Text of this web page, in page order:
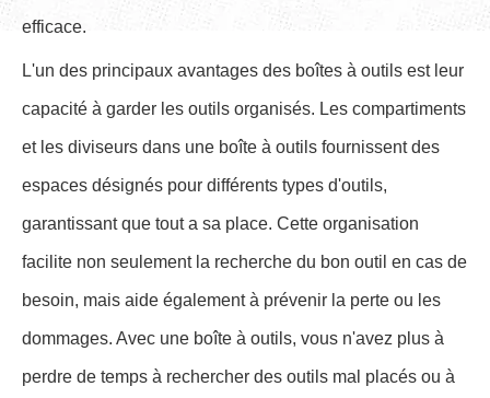
efficace.
L'un des principaux avantages des boîtes à outils est leur
capacité à garder les outils organisés. Les compartiments
et les diviseurs dans une boîte à outils fournissent des
espaces désignés pour différents types d'outils,
garantissant que tout a sa place. Cette organisation
facilite non seulement la recherche du bon outil en cas de
besoin, mais aide également à prévenir la perte ou les
dommages. Avec une boîte à outils, vous n'avez plus à
perdre de temps à rechercher des outils mal placés ou à